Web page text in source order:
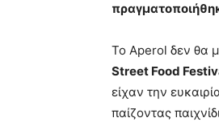
Το Aperol δεν θα
Street Food
είχαν την
παίζοντας